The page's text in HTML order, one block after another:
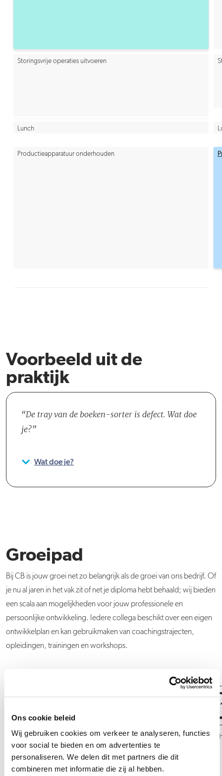
Ons cookie beleid
Wij gebruiken cookies om verkeer te analyseren, functies
voor social te bieden en om advertenties te
personaliseren. We delen dit met partners die dit
combineren met informatie die zij al hebben.
Storingsvrije operaties uitvoeren
Lunch
Productieapparatuur onderhouden
Voorbeeld uit de
praktijk
De tray van de boeken-sorter is defect. Wat doe
je?
Wat doe je?
Groeipad
Bij CB is jouw groei net zo belangrijk als de groei van ons bedrijf. Of
je nu al jaren in het vak zit of net je diploma hebt behaald; wij bieden
een scala aan mogelijkheden voor jouw professionele en
persoonlijke ontwikkeling. Iedere collega beschikt over een eigen
ontwikkelplan en kan gebruikmaken van coachingstrajecten,
opleidingen, trainingen en workshops.
BBL Werktuigbouwkunde Monteur